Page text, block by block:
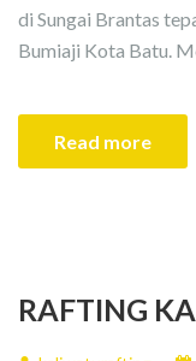
di Sungai Brantas
Bumiaji Kota Batu.
Read more
RAFTING